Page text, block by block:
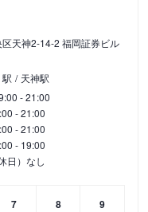
天神2-14-2 福岡証券ビル
天神駅
- 21:00
- 21:00
- 21:00
- 19:00
日）なし
7
8
9